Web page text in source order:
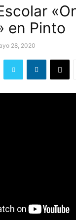
en Pinto
28, 2020